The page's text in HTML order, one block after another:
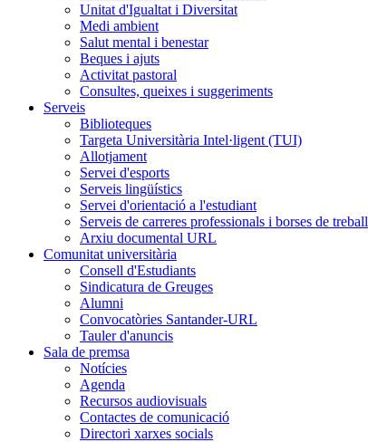
Unitat d'Igualtat i Diversitat
Medi ambient
Salut mental i benestar
Beques i ajuts
Activitat pastoral
Consultes, queixes i suggeriments
Serveis
Biblioteques
Targeta Universitària Intel·ligent (TUI)
Allotjament
Servei d'esports
Serveis lingüístics
Servei d'orientació a l'estudiant
Serveis de carreres professionals i borses de treball
Arxiu documental URL
Comunitat universitària
Consell d'Estudiants
Sindicatura de Greuges
Alumni
Convocatòries Santander-URL
Tauler d'anuncis
Sala de premsa
Notícies
Agenda
Recursos audiovisuals
Contactes de comunicació
Directori xarxes socials